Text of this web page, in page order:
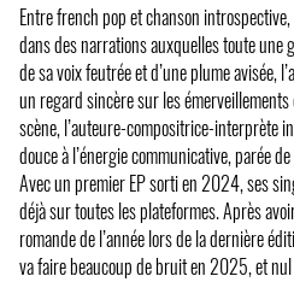
Entre french pop et chanson
dans des narrations auxquelles toute une
de sa voix feutrée et d’une plume avisée,
un regard sincère sur les
scène, l’auteure-compositrice-interprète
douce à l’énergie communicative, parée
Avec un premier EP sorti en 2024, ses
déjà sur toutes les plateformes. Après
romande de l’année lors de la dernière
va faire beaucoup de bruit en 2025, et